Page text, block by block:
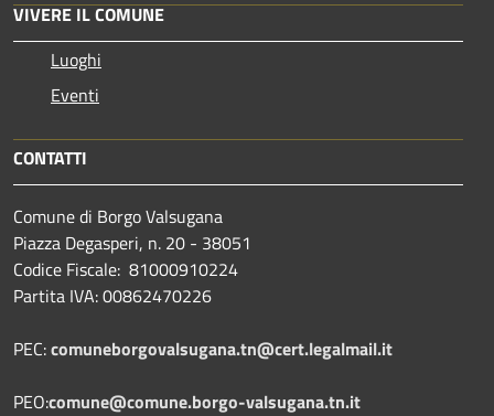
VIVERE IL COMUNE
Luoghi
Eventi
CONTATTI
Comune di Borgo Valsugana
Piazza Degasperi, n. 20 - 38051
Codice Fiscale: 81000910224
Partita IVA: 00862470226
PEC:comuneborgovalsugana.tn@cert.legalmail.it
PEO:comune@comune.borgo-valsugana.tn.it